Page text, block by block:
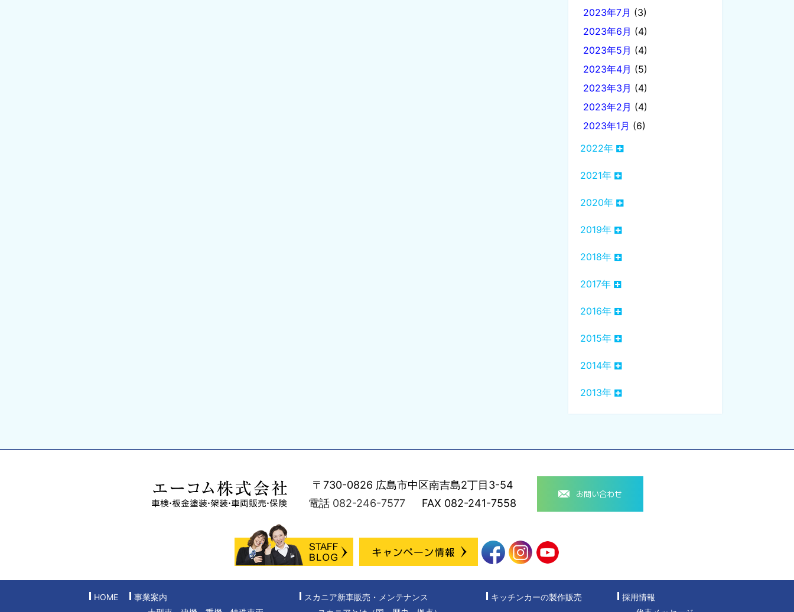
2023年7月 (3)
2023年6月 (4)
2023年5月 (4)
2023年4月 (5)
2023年3月 (4)
2023年2月 (4)
2023年1月 (6)
2022年
2021年
2020年
2019年
2018年
2017年
2016年
2015年
2014年
2013年
〒730-0826 広島市中区南吉島2丁目3-54
電話 082-246-7577 FAX 082-241-7558
お問い合わせ
HOME
事業案内
スカニア新車販売・メンテナンス
キッチンカーの製作販売
採用情報